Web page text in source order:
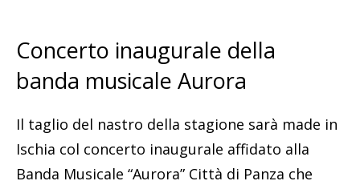
Concerto inaugurale della
banda musicale Aurora
Il taglio del nastro della stagione sarà made in
Ischia col concerto inaugurale affidato alla
Banda Musicale “Aurora” Città di Panza che